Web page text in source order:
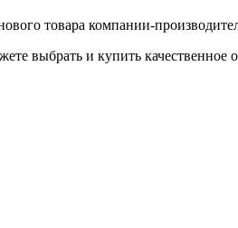
товара компании-
выбрать и купить